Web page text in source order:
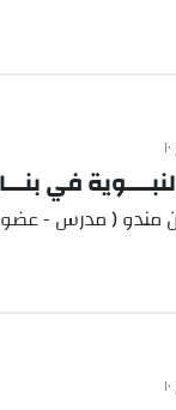
في
مندو ( مدرس - عضو